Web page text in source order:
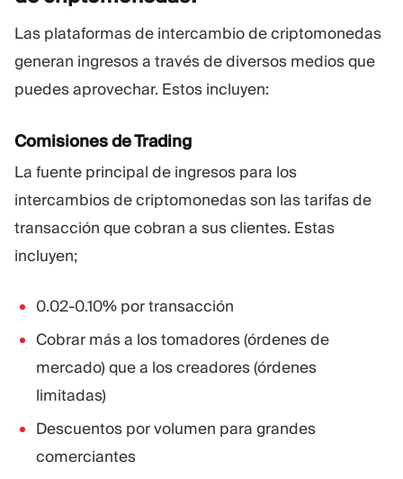
Las plataformas de intercambio de criptomonedas
generan ingresos a través de diversos medios que
puedes aprovechar. Estos incluyen:
Comisiones de Trading
La fuente principal de ingresos para los
intercambios de criptomonedas son las tarifas de
transacción que cobran a sus clientes. Estas
incluyen;
0.02-0.10% por transacción
Cobrar más a los tomadores (órdenes de
mercado) que a los creadores (órdenes
limitadas)
Descuentos por volumen para grandes
comerciantes